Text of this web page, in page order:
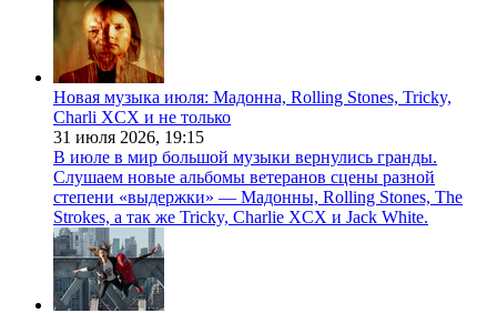
Новая музыка июля: Мадонна, Rolling Stones, Tricky,
Charli XCX и не только
31 июля 2026, 19:15
В июле в мир большой музыки вернулись гранды.
Слушаем новые альбомы ветеранов сцены разной
степени «выдержки» — Мадонны, Rolling Stones, The
Strokes, а так же Tricky, Charlie XCX и Jack White.